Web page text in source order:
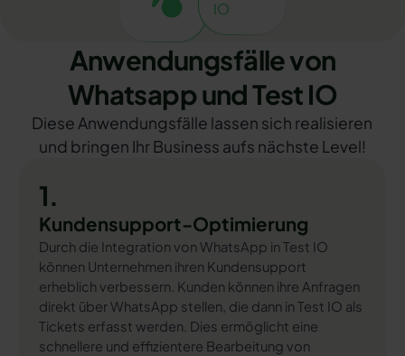
Anwendungsfälle von
Whatsapp und Test IO
Diese Anwendungsfälle lassen sich realisieren
und bringen Ihr Business aufs nächste Level!
1.
Kundensupport-Optimierung
Durch die Integration von WhatsApp in Test IO
können Unternehmen ihren Kundensupport
erheblich verbessern. Kunden können ihre Anfragen
direkt über WhatsApp stellen, die dann in Test IO als
Tickets erfasst werden. Dies ermöglicht eine
schnellere und effizientere Bearbeitung von